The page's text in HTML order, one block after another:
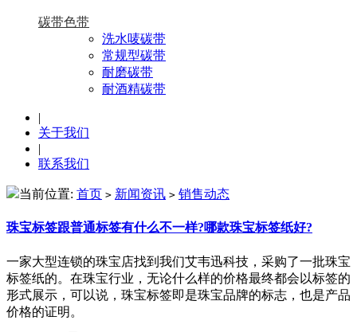
碳带色带
洗水唛碳带
常规型碳带
耐磨碳带
耐酒精碳带
|
关于我们
|
联系我们
当前位置: 首页 > 新闻资讯 > 销售动态
珠宝标签跟普通标签有什么不一样?哪款珠宝标签纸好?
一家大型连锁的珠宝店找到我们艾韦迅科技，采购了一批珠宝
标签纸的。在珠宝行业，无论什么样的价格最终都会以标签的
形式展示，可以说，珠宝标签即是珠宝品牌的标志，也是产品
价格的证明。